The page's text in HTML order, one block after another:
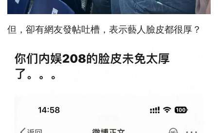
但，卻有網友發帖吐槽，表示藝人臉皮都很厚？